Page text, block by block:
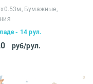
Бумажные,
- 14 рул.
руб/рул.